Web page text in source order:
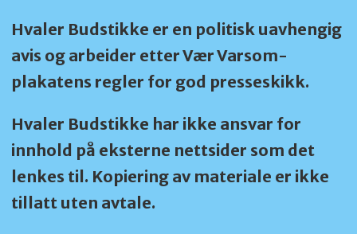
Hvaler Budstikke er en politisk uavhengig
avis og arbeider etter Vær Varsom-
plakatens regler for god presseskikk.
Hvaler Budstikke har ikke ansvar for
innhold på eksterne nettsider som det
lenkes til. Kopiering av materiale er ikke
tillatt uten avtale.